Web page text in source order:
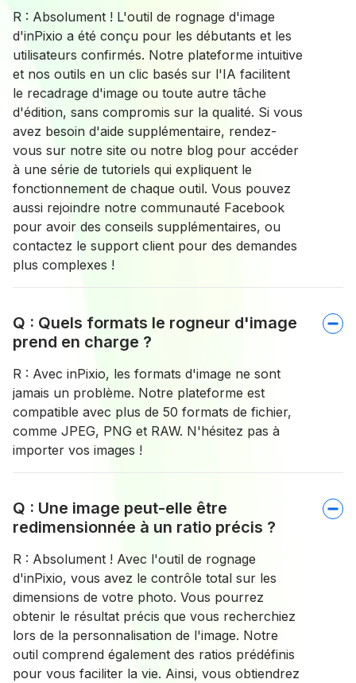
R : Absolument ! L'outil de rognage d'image
d'inPixio a été conçu pour les débutants et les
utilisateurs confirmés. Notre plateforme intuitive
et nos outils en un clic basés sur l'IA facilitent
le recadrage d'image ou toute autre tâche
d'édition, sans compromis sur la qualité. Si vous
avez besoin d'aide supplémentaire, rendez-
vous sur notre site ou notre blog pour accéder
à une série de tutoriels qui expliquent le
fonctionnement de chaque outil. Vous pouvez
aussi rejoindre notre communauté Facebook
pour avoir des conseils supplémentaires, ou
contactez le support client pour des demandes
plus complexes !
Q : Quels formats le rogneur d'image
prend en charge ?
R : Avec inPixio, les formats d'image ne sont
jamais un problème. Notre plateforme est
compatible avec plus de 50 formats de fichier,
comme JPEG, PNG et RAW. N'hésitez pas à
importer vos images !
Q : Une image peut-elle être
redimensionnée à un ratio précis ?
R : Absolument ! Avec l'outil de rognage
d'inPixio, vous avez le contrôle total sur les
dimensions de votre photo. Vous pourrez
obtenir le résultat précis que vous recherchiez
lors de la personnalisation de l'image. Notre
outil comprend également des ratios prédéfinis
pour vous faciliter la vie. Ainsi, vous obtiendrez